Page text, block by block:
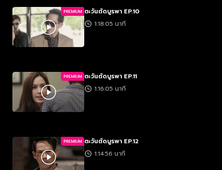
PREMIUM ตะวันตัดบูรพา EP.10
1:18:05 นาที
PREMIUM ตะวันตัดบูรพา EP.11
1:16:05 นาที
PREMIUM ตะวันตัดบูรพา EP.12
1:14:56 นาที